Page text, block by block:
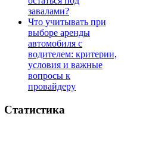
завалами?
Что учитывать при
выборе аренды
автомобиля с
водителем: критерии,
условия и важные
вопросы к
провайдеру
Статистика